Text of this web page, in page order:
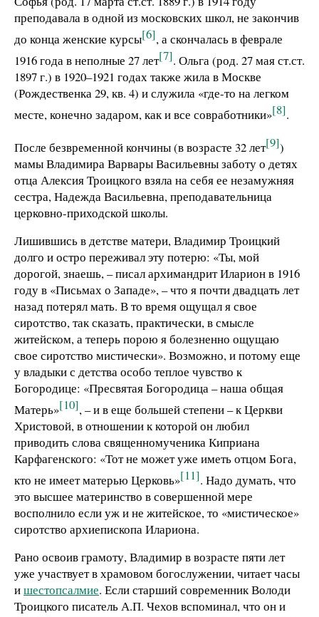
преподавала в одной из московских школ, не закончив
до конца женские курсы[6], а скончалась в феврале
1916 года в неполные 27 лет[7]. Ольга (род. 27 мая ст.ст.
1897 г.) в 1920–1921 годах также жила в Москве
(Рождественка 29, кв. 4) и служила «где-то на легком
месте, конечно задаром, как и все совработники»[8].
После безвременной кончины (в возрасте 32 лет[9])
мамы Владимира Варвары Васильевны заботу о детях
отца Алексия Троицкого взяла на себя ее незамужняя
сестра, Надежда Васильевна, преподавательница
церковно-приходской школы.
Лишившись в детстве матери, Владимир Троицкий
долго и остро переживал эту потерю: «Ты, мой
дорогой, знаешь, – писал архимандрит Иларион в 1916
году в «Письмах о Западе», – что я почти двадцать лет
назад потерял мать. В то время ощущал я свое
сиротство, так сказать, практически, в смысле
житейском, а теперь порою я болезненно ощущаю
свое сиротство мистически». Возможно, и потому еще
у владыки с детства особо теплое чувство к
Богородице: «Пресвятая Богородица – наша общая
Матерь»[10], – и в еще большей степени – к Церкви
Христовой, в отношении к которой он любил
приводить слова священномученика Киприана
Карфагенского: «Тот не может уже иметь отцом Бога,
кто не имеет матерью Церковь»[11]. Надо думать, что
это высшее материнство в совершенной мере
восполнило если уж и не житейское, то «мистическое»
сиротство архиепископа Илариона.
Рано освоив грамоту, Владимир в возрасте пяти лет
уже участвует в храмовом богослужении, читает часы
ишестопсалмие. Если старший современник Володи
Троицкого писатель А.П. Чехов вспоминал, что он и